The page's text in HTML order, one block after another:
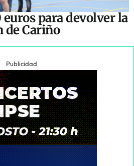
euros para devolver la
de Cariño
Publicidad